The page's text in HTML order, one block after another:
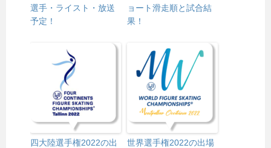
選手・ライスト・放送
予定！
ョート滑走順と試合結
果！
四大陸選手権2022の出
世界選手権2022の出場